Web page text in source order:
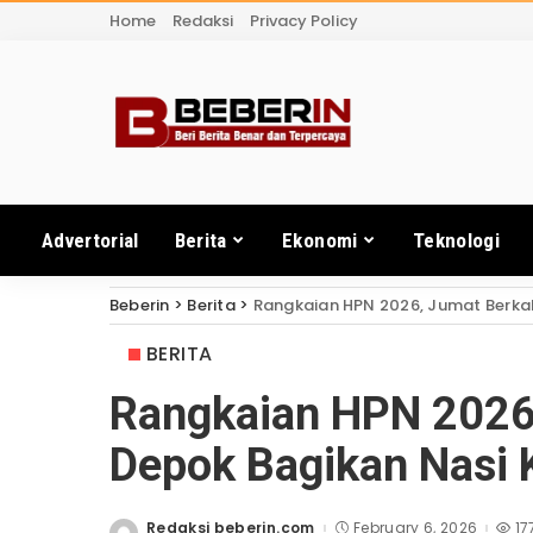
Home Redaksi Privacy Policy
Advertorial Berita Ekonomi Teknologi
Beberin > Berita> Rangkaian HPN 2026, Jumat
BERITA
Rangkaian HPN
Depok Bagikan Nasi
Redaksi beberin.com February 6, 2026